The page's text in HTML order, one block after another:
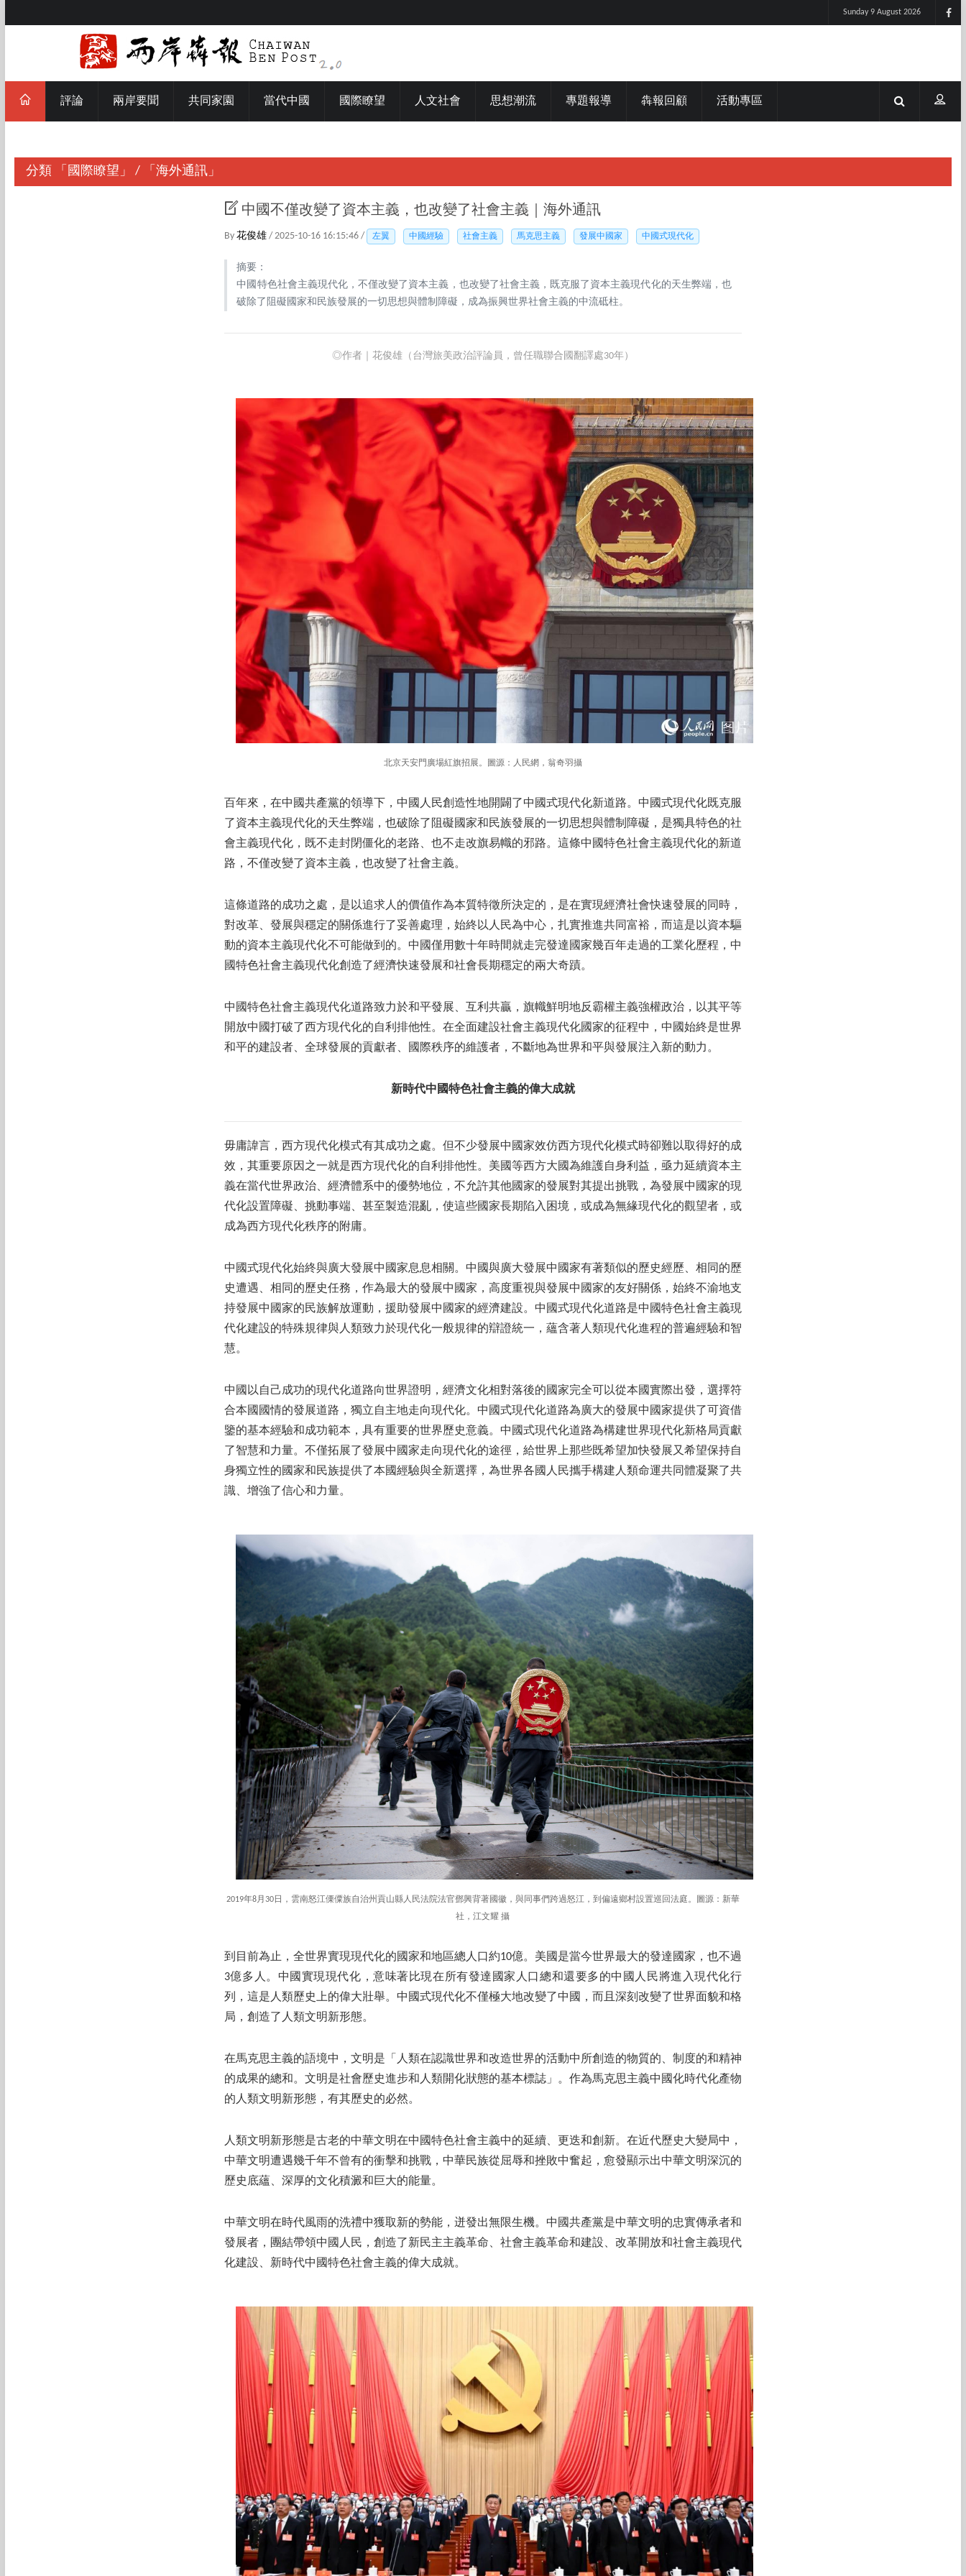
Sunday 9 August 2026
評論 兩岸要聞 共同家園 當代中國 國際瞭望 人文社會 思想潮流 專題報導 犇報回顧 活動專區
分類 「國際瞭望」 / 「海外通訊」
中國不僅改變了資本主義，也改變了社會主義｜海外通訊
By 花俊雄 / 2025-10-16 16:15:46 / 左翼 中國經驗 社會主義 馬克思主義 發展中國家 中國式現代化
摘要：
中國特色社會主義現代化，不僅改變了資本主義，也改變了社會主義，既克服了資本主義現代化的天生弊端，也
破除了阻礙國家和民族發展的一切思想與體制障礙，成為振興世界社會主義的中流砥柱。
◎作者｜花俊雄（台灣旅美政治評論員，曾任職聯合國翻譯處30年）
北京天安門廣場紅旗招展。圖源：人民網，翁奇羽攝
百年來，在中國共產黨的領導下，中國人民創造性地開闢了中國式現代化新道路。中國式現代化既克服
了資本主義現代化的天生弊端，也破除了阻礙國家和民族發展的一切思想與體制障礙，是獨具特色的社
會主義現代化，既不走封閉僵化的老路、也不走改旗易幟的邪路。這條中國特色社會主義現代化的新道
路，不僅改變了資本主義，也改變了社會主義。
這條道路的成功之處，是以追求人的價值作為本質特徵所決定的，是在實現經濟社會快速發展的同時，
對改革、發展與穩定的關係進行了妥善處理，始終以人民為中心，扎實推進共同富裕，而這是以資本驅
動的資本主義現代化不可能做到的。中國僅用數十年時間就走完發達國家幾百年走過的工業化歷程，中
國特色社會主義現代化創造了經濟快速發展和社會長期穩定的兩大奇蹟。
中國特色社會主義現代化道路致力於和平發展、互利共贏，旗幟鮮明地反霸權主義強權政治，以其平等
開放中國打破了西方現代化的自利排他性。在全面建設社會主義現代化國家的征程中，中國始終是世界
和平的建設者、全球發展的貢獻者、國際秩序的維護者，不斷地為世界和平與發展注入新的動力。
新時代中國特色社會主義的偉大成就
毋庸諱言，西方現代化模式有其成功之處。但不少發展中國家效仿西方現代化模式時卻難以取得好的成
效，其重要原因之一就是西方現代化的自利排他性。美國等西方大國為維護自身利益，亟力延續資本主
義在當代世界政治、經濟體系中的優勢地位，不允許其他國家的發展對其提出挑戰，為發展中國家的現
代化設置障礙、挑動事端、甚至製造混亂，使這些國家長期陷入困境，或成為無緣現代化的觀望者，或
成為西方現代化秩序的附庸。
中國式現代化始終與廣大發展中國家息息相關。中國與廣大發展中國家有著類似的歷史經歷、相同的歷
史遭遇、相同的歷史任務，作為最大的發展中國家，高度重視與發展中國家的友好關係，始終不渝地支
持發展中國家的民族解放運動，援助發展中國家的經濟建設。中國式現代化道路是中國特色社會主義現
代化建設的特殊規律與人類致力於現代化一般規律的辯證統一，蘊含著人類現代化進程的普遍經驗和智
慧。
中國以自己成功的現代化道路向世界證明，經濟文化相對落後的國家完全可以從本國實際出發，選擇符
合本國國情的發展道路，獨立自主地走向現代化。中國式現代化道路為廣大的發展中國家提供了可資借
鑒的基本經驗和成功範本，具有重要的世界歷史意義。中國式現代化道路為構建世界現代化新格局貢獻
了智慧和力量。不僅拓展了發展中國家走向現代化的途徑，給世界上那些既希望加快發展又希望保持自
身獨立性的國家和民族提供了本國經驗與全新選擇，為世界各國人民攜手構建人類命運共同體凝聚了共
識、增強了信心和力量。
2019年8月30日，雲南怒江傈僳族自治州貢山縣人民法院法官鄧興背著國徽，與同事們跨過怒江，到偏遠鄉村設置巡回法庭。圖源：新華
社，江文耀 攝
到目前為止，全世界實現現代化的國家和地區總人口約10億。美國是當今世界最大的發達國家，也不過
3億多人。中國實現現代化，意味著比現在所有發達國家人口總和還要多的中國人民將進入現代化行
列，這是人類歷史上的偉大壯舉。中國式現代化不僅極大地改變了中國，而且深刻改變了世界面貌和格
局，創造了人類文明新形態。
在馬克思主義的語境中，文明是「人類在認識世界和改造世界的活動中所創造的物質的、制度的和精神
的成果的總和。文明是社會歷史進步和人類開化狀態的基本標誌」。作為馬克思主義中國化時代化產物
的人類文明新形態，有其歷史的必然。
人類文明新形態是古老的中華文明在中國特色社會主義中的延續、更迭和創新。在近代歷史大變局中，
中華文明遭遇幾千年不曾有的衝擊和挑戰，中華民族從屈辱和挫敗中奮起，愈發顯示出中華文明深沉的
歷史底蘊、深厚的文化積澱和巨大的能量。
中華文明在時代風雨的洗禮中獲取新的勢能，迸發出無限生機。中國共產黨是中華文明的忠實傳承者和
發展者，團結帶領中國人民，創造了新民主主義革命、社會主義革命和建設、改革開放和社會主義現代
化建設、新時代中國特色社會主義的偉大成就。